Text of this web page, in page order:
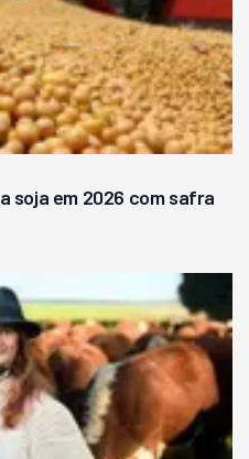
soja em 2026 com safra